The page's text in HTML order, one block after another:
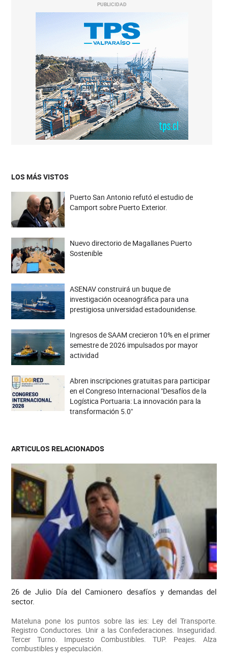
PUBLICIDAD
LOS MÁS VISTOS
Puerto San Antonio refutó el estudio de
Camport sobre Puerto Exterior.
Nuevo directorio de Magallanes Puerto
Sostenible
ASENAV construirá un buque de
investigación oceanográfica para una
prestigiosa universidad estadounidense.
Ingresos de SAAM crecieron 10% en el primer
semestre de 2026 impulsados por mayor
actividad
Abren inscripciones gratuitas para participar
en el Congreso Internacional "Desafíos de la
Logística Portuaria: La innovación para la
transformación 5.0"
ARTICULOS RELACIONADOS
26 de Julio Día del Camionero desafíos y demandas del
sector.
Mateluna pone los puntos sobre las ies: Ley del Transporte.
Registro Conductores. Unir a las Confederaciones. Inseguridad.
Tercer Turno. Impuesto Combustibles. TUP. Peajes. Alza
combustibles y especulación.